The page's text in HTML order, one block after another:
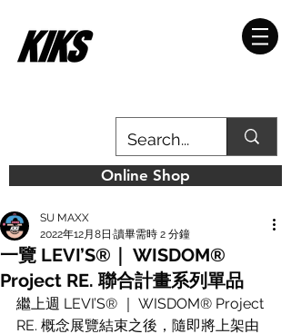
Online Shop
一覽 LEVI’S®｜ WISDOM®
Project RE. 聯合計畫系列單品
SU MAXX
2022年12月8日 讀畢需時 2 分鐘
繼上週 LEVI’S® ｜ WISDOM® Project
RE. 概念展覽結束之後，隨即將上架由